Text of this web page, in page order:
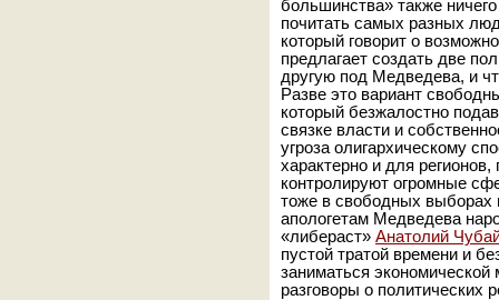
большинства» также
почитать самых разных
который говорит о
предлагает создать две
другую под Медведева, и
Разве это вариант
который безжалостно
связке власти и
угроза олигархическому
характерно и для регионов,
контролируют огромные
тоже в свободных выборах
апологетам Медведева
«либераст» Анатолий
пустой тратой времени и
заниматься
разговоры о политических